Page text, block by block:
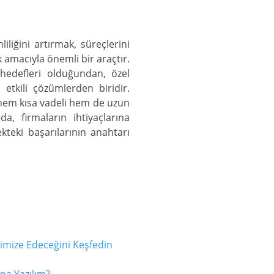
artırmak, süreçlerini
önemli bir araçtır.
olduğundan, özel
etkili çözümlerden biridir.
kısa vadeli hem de uzun
firmaların ihtiyaçlarına
başarılarının anahtarı
Edeceğini Keşfedin